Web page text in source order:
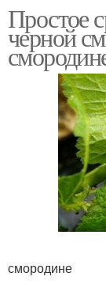
Простое
черной
Как
смородине